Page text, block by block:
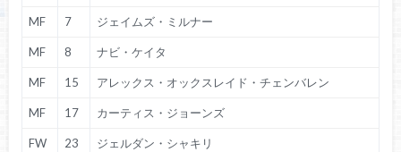
MF 7 ジェイムズ・ミルナー
MF 8 ナビ・ケイタ
MF 15 アレックス・オックスレイド・チェンバレン
MF 17 カーティス・ジョーンズ
FW 23 ジェルダン・シャキリ